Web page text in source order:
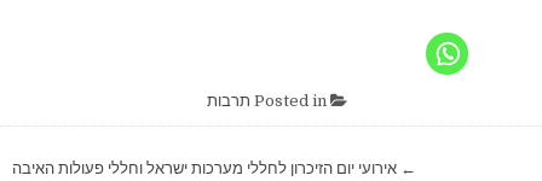
תרבות
← אירועי יום הזיכרון לחללי מערכות ישראל וחללי פעולות האיבה